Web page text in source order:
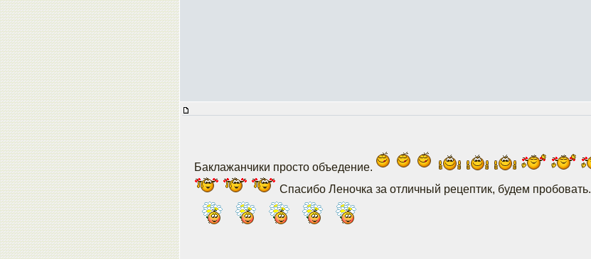
Баклажанчики просто объедение.
Спасибо Леночка за отличный рецептик, будем пробовать.